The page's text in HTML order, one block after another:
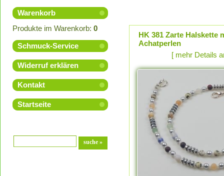
Warenkorb
Produkte im Warenkorb: 0
Schmuck-Service
Widerruf erklären
Kontakt
Startseite
HK 381 Zarte Halskette
Achatperlen
[ mehr Details